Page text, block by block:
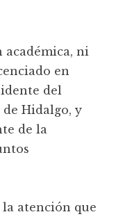
académica, ni
en
del
Hidalgo, y
de la
atención que